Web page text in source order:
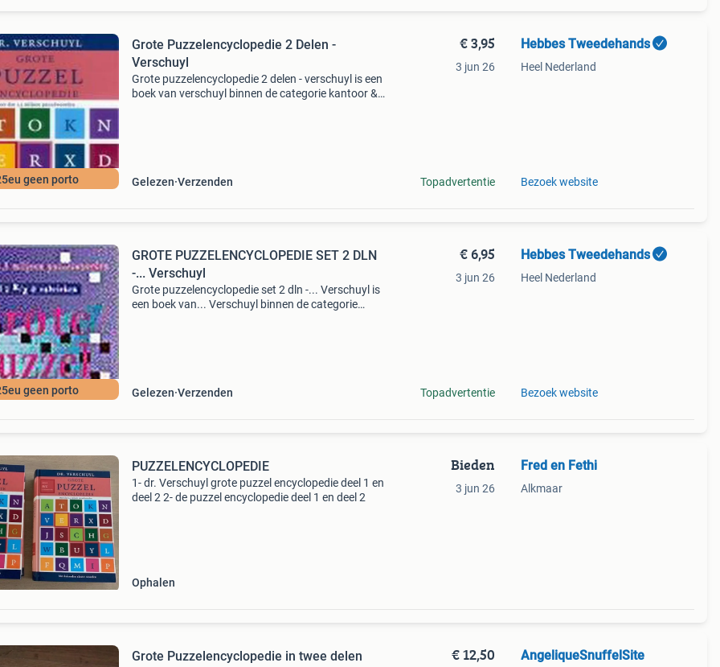
geen porto
Grote Puzzelencyclopedie 2 Delen -
Verschuyl
Grote puzzelencyclopedie 2 delen - verschuyl is een
boek van verschuyl binnen de categorie kantoor &
Gelezen Verzenden
€ 3,95
3 jun 26
Topadvertentie
Hebbes Tweedehands
Heel Nederland
Bezoek website
geen porto
GROTE PUZZELENCYCLOPEDIE SET 2 DLN
-... Verschuyl
Grote puzzelencyclopedie set 2 dln -... Verschuyl is
een boek van... Verschuyl binnen de categorie
Gelezen Verzenden
€ 6,95
3 jun 26
Topadvertentie
Hebbes Tweedehands
Heel Nederland
Bezoek website
PUZZELENCYCLOPEDIE
1- dr. Verschuyl grote puzzel encyclopedie deel 1 en
deel 2 2- de puzzel encyclopedie deel 1 en deel 2
Ophalen
Bieden
3 jun 26
Fred en Fethi
Alkmaar
Grote Puzzelencyclopedie in twee delen
€ 12,50 AngeliqueSnuffelSite